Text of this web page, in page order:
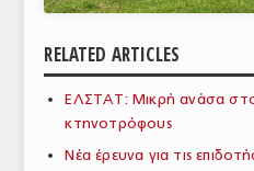
ΕΜΠΟΡΙΚΟΣ ΚΑΤΑΛΟΓΟΣ
ΠΑΡΑΓΩΓΗ & ΕΜΠΟΡΙΑ
ΣΦΑΓΕΙΑ
RELATED ARTICLES
ΕΛΣΤΑΤ: Μικρή ανάσα
κτηνοτρόφους
Νέα έρευνα για τις